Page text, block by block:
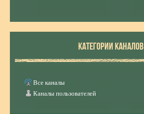
КАТЕГОРИИ КАНАЛОВ
Все каналы
Каналы пользователей